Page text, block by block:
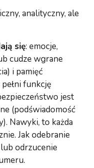
analityczny, ale
się: emocje,
cudze wgrane
i pamięć
funkcję
jest
(podświadomość
Nawyki, to każda
Jak odebranie
odrzucenie